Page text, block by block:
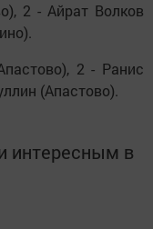
2 - Айрат Волков
2 - Ранис
(Апастово).
интересным в